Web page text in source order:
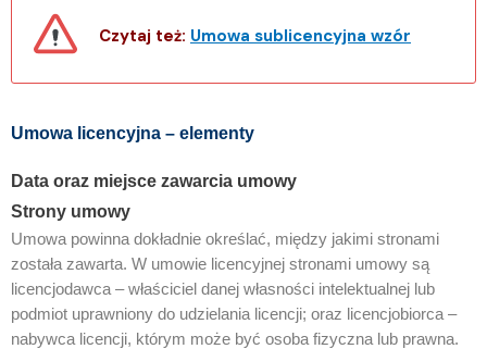
Czytaj też: Umowa sublicencyjna wzór
Umowa licencyjna – elementy
Data oraz miejsce zawarcia umowy
Strony umowy
Umowa powinna dokładnie określać, między jakimi stronami
została zawarta. W umowie licencyjnej stronami umowy są
licencjodawca – właściciel danej własności intelektualnej lub
podmiot uprawniony do udzielania licencji; oraz licencjobiorca –
nabywca licencji, którym może być osoba fizyczna lub prawna.